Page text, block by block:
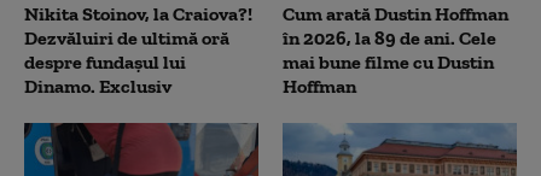
Nikita Stoinov, la Craiova?!
Dezvăluiri de ultimă oră
despre fundașul lui
Dinamo. Exclusiv
Cum arată Dustin Hoffman
în 2026, la 89 de ani. Cele
mai bune filme cu Dustin
Hoffman